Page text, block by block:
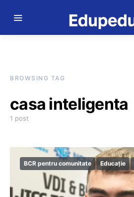
BROWSING TAG
casa inteligenta
1 post
BCR pentru comunitate Educație